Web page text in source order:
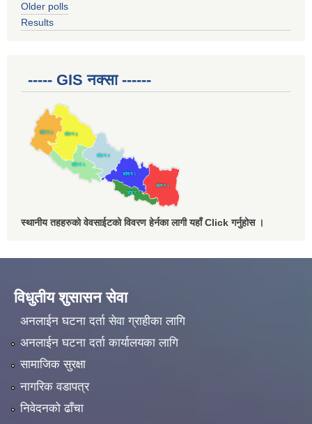
Older polls
Results
----- GIS नक्सा ------
स्थानीय तहहरुको वेवसाईटको विवरण हेर्नका लागी यहाँ Click गर्नुहोस ।
विधुतीय शुसासन सेवा
अनलाईन घटना दर्ता सेवा ग्राहीका लागि
अनलाईन घटना दर्ता कार्यालयका लागि
सामाजिक सुरक्षा
नागरिक वडापत्र
निवेदनको ढाँचा